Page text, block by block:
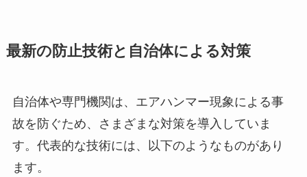
最新の防止技術と自治体による対策
自治体や専門機関は、エアハンマー現象による事
故を防ぐため、さまざまな対策を導入していま
す。代表的な技術には、以下のようなものがあり
ます。